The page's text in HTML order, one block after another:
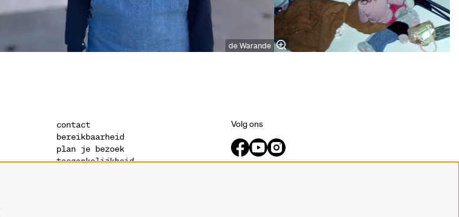
de Warande
contact
bereikbaarheid
plan je bezoek
toegankelijkheid
Volg ons